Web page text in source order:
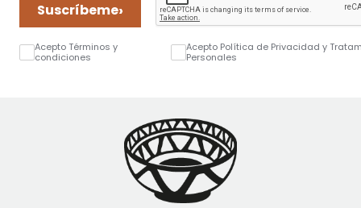
Suscríbeme›
Acepto Términos y
condiciones
Acepto Política de Privacidad y
Personales